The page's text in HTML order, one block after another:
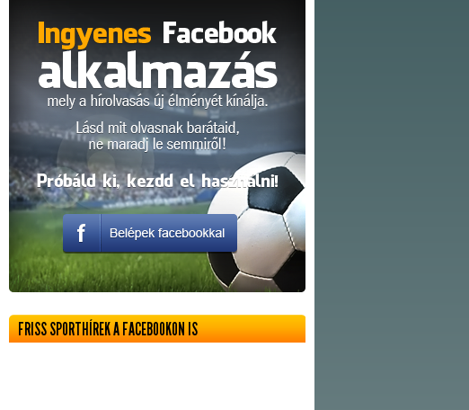
FRISS SPORTHÍREK A FACEBOOKON IS